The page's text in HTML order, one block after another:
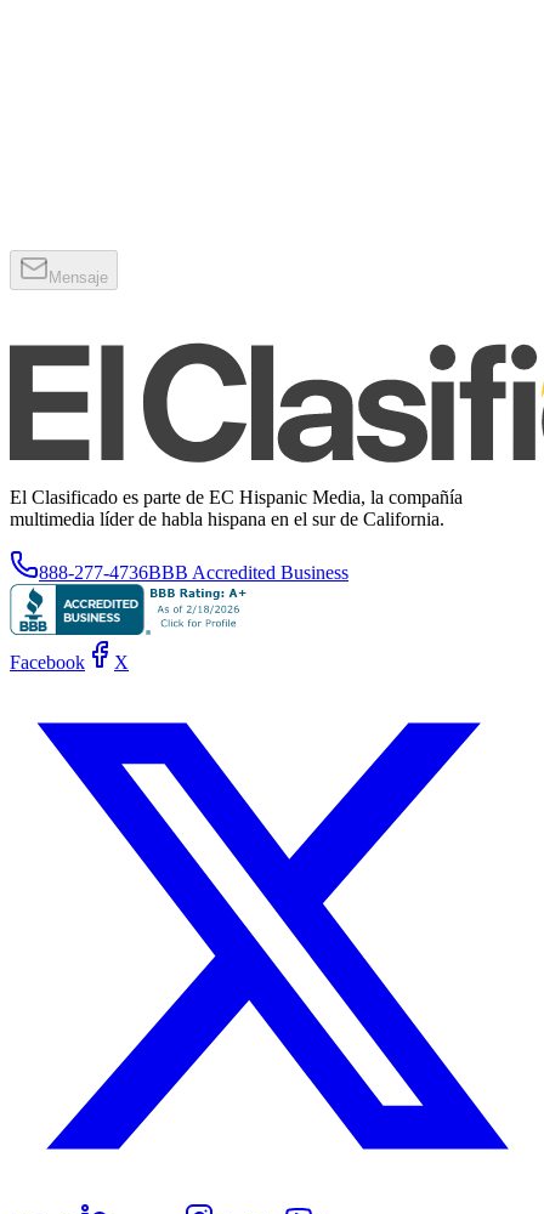
Mensaje
El Clasificado es parte de EC Hispanic Media, la compañía
multimedia líder de habla hispana en el sur de California.
888-277-4736BBB Accredited Business
Facebook X